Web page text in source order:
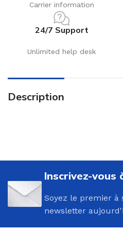
Carrier information
24/7 Support
Unlimited help desk
Description
Inscrivez-
Soyez le premier à
newsletter